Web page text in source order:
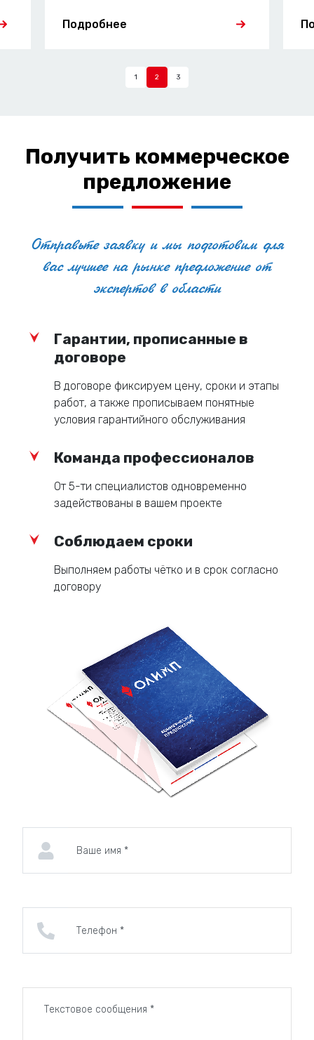
Подробнее
1 2 3
Получить коммерческое
предложение
Отправьте заявку и мы подготовим для
вас лучшее на рынке предложение от
экспертов в области
Гарантии, прописанные в
договоре
В договоре фиксируем цену, сроки и этапы
работ, а также прописываем понятные
условия гарантийного обслуживания
Команда профессионалов
От 5-ти специалистов одновременно
задействованы в вашем проекте
Соблюдаем сроки
Выполняем работы чётко и в срок согласно
договору